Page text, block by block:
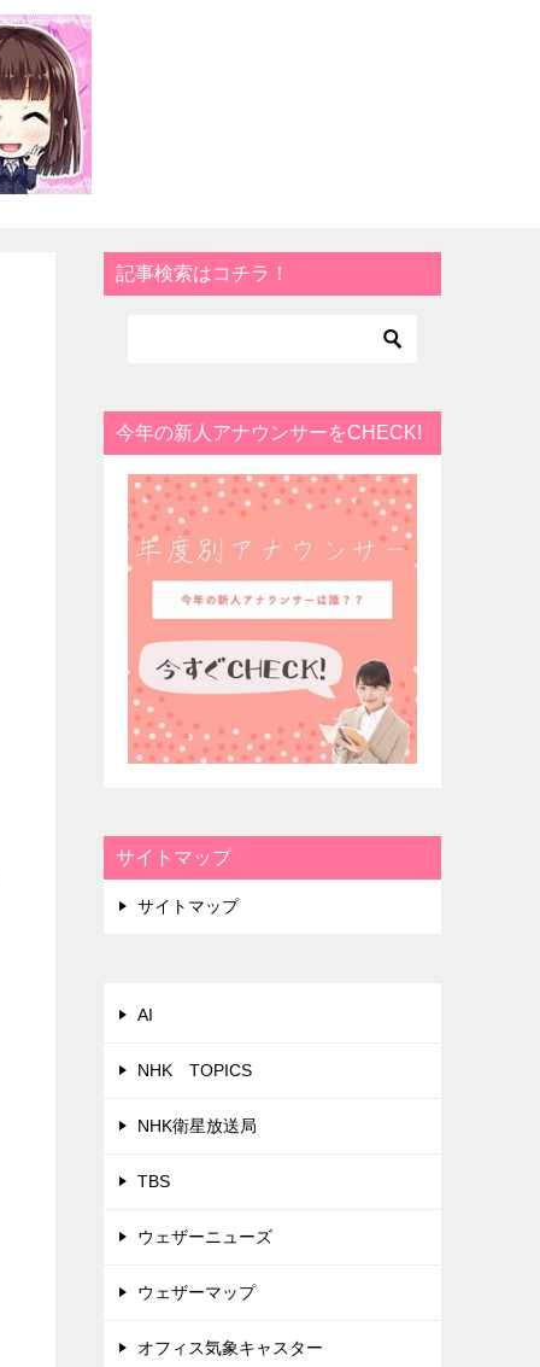
記事検索はコチラ！
今年の新人アナウンサーをCHECK!
サイトマップ
サイトマップ
AI
NHK TOPICS
NHK衛星放送局
TBS
ウェザーニューズ
ウェザーマップ
オフィス気象キャスター